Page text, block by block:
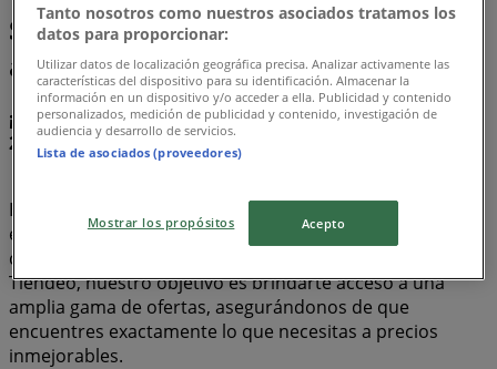
Stanley, todas las ofertas a tu
alcance
¡Descubre las mejores ofertas para Stanley en agosto
2026!
En este mes de agosto del año 2026, estamos
emocionados de ofrecerte las ofertas más atractivas y
competitivas para Stanley disponibles en todo Chile. En
Tiendeo, nuestro objetivo es brindarte acceso a una
amplia gama de ofertas, asegurándonos de que
encuentres exactamente lo que necesitas a precios
inmejorables.
Tanto nosotros como nuestros asociados tratamos los
datos para proporcionar:
Utilizar datos de localización geográfica precisa. Analizar activamente las
características del dispositivo para su identificación. Almacenar la
información en un dispositivo y/o acceder a ella. Publicidad y contenido
personalizados, medición de publicidad y contenido, investigación de
audiencia y desarrollo de servicios.
Lista de asociados (proveedores)
Mostrar los propósitos Acepto